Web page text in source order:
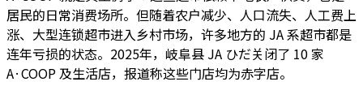
居民的日常消费场所。但随着农户减少、人口流失、人工费上
涨、大型连锁超市进入乡村市场，许多地方的 JA 系超市都是
连年亏损的状态。2025年，岐阜县 JA ひだ关闭了 10 家
A·COOP 及生活店，报道称这些门店均为赤字店。